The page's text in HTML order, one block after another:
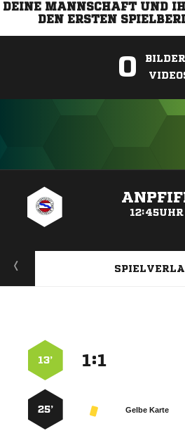
DEINE MANNSCHAFT UND
DEN ERSTEN
0
12:45UHR
:
13’
Gelbe Karte
25’